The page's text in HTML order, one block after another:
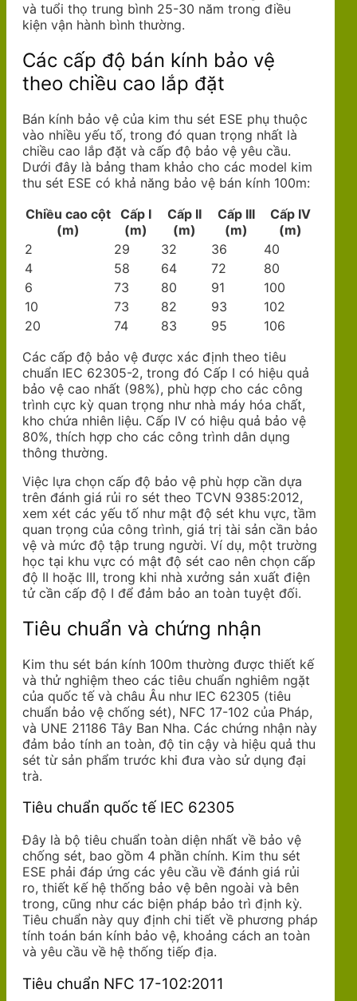
và tuổi thọ trung bình 25-30 năm trong điều
kiện vận hành bình thường.
Các cấp độ bán kính bảo vệ
theo chiều cao lắp đặt
Bán kính bảo vệ của kim thu sét ESE phụ thuộc
vào nhiều yếu tố, trong đó quan trọng nhất là
chiều cao lắp đặt và cấp độ bảo vệ yêu cầu.
Dưới đây là bảng tham khảo cho các model kim
thu sét ESE có khả năng bảo vệ bán kính 100m:
Chiều cao cột
(m)
Cấp I
(m)
Cấp II
(m)
Cấp III
(m)
Cấp IV
(m)
2
29 32 36
40
4
58 64 72
80
6
73 80 91
100
10
73 82 93
102
20
74 83 95
106
Các cấp độ bảo vệ được xác định theo tiêu
chuẩn IEC 62305-2, trong đó Cấp I có hiệu quả
bảo vệ cao nhất (98%), phù hợp cho các công
trình cực kỳ quan trọng như nhà máy hóa chất,
kho chứa nhiên liệu. Cấp IV có hiệu quả bảo vệ
80%, thích hợp cho các công trình dân dụng
thông thường.
Việc lựa chọn cấp độ bảo vệ phù hợp cần dựa
trên đánh giá rủi ro sét theo TCVN 9385:2012,
xem xét các yếu tố như mật độ sét khu vực, tầm
quan trọng của công trình, giá trị tài sản cần bảo
vệ và mức độ tập trung người. Ví dụ, một trường
học tại khu vực có mật độ sét cao nên chọn cấp
độ II hoặc III, trong khi nhà xưởng sản xuất điện
tử cần cấp độ I để đảm bảo an toàn tuyệt đối.
Tiêu chuẩn và chứng nhận
Kim thu sét bán kính 100m thường được thiết kế
và thử nghiệm theo các tiêu chuẩn nghiêm ngặt
của quốc tế và châu Âu như IEC 62305 (tiêu
chuẩn bảo vệ chống sét), NFC 17-102 của Pháp,
và UNE 21186 Tây Ban Nha. Các chứng nhận này
đảm bảo tính an toàn, độ tin cậy và hiệu quả thu
sét từ sản phẩm trước khi đưa vào sử dụng đại
trà.
Tiêu chuẩn quốc tế IEC 62305
Đây là bộ tiêu chuẩn toàn diện nhất về bảo vệ
chống sét, bao gồm 4 phần chính. Kim thu sét
ESE phải đáp ứng các yêu cầu về đánh giá rủi
ro, thiết kế hệ thống bảo vệ bên ngoài và bên
trong, cũng như các biện pháp bảo trì định kỳ.
Tiêu chuẩn này quy định chi tiết về phương pháp
tính toán bán kính bảo vệ, khoảng cách an toàn
và yêu cầu về hệ thống tiếp địa.
Tiêu chuẩn NFC 17-102:2011